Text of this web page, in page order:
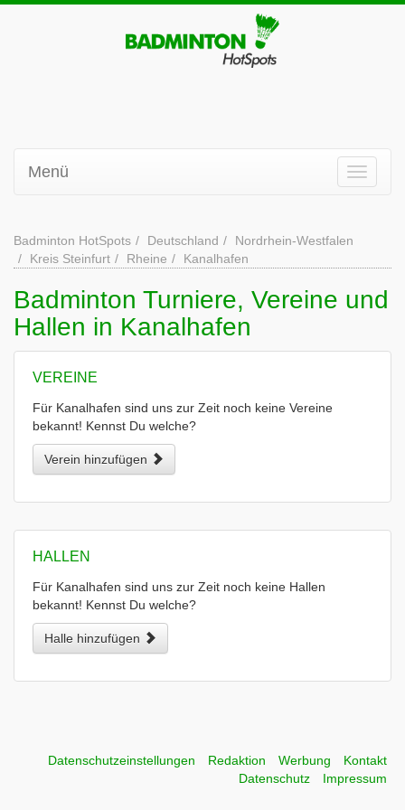
Menü
Badminton HotSpots Deutschland
Nordrhein-Westfalen
Kreis Steinfurt
Rheine Kanalhafen
Badminton Turniere, Vereine und
Hallen in Kanalhafen
VEREINE
Für Kanalhafen sind uns zur Zeit noch keine Vereine
bekannt! Kennst Du welche?
Verein hinzufügen
HALLEN
Für Kanalhafen sind uns zur Zeit noch keine Hallen
bekannt! Kennst Du welche?
Halle hinzufügen
Datenschutzeinstellungen Redaktion Werbung
Kontakt
Datenschutz
Impressum